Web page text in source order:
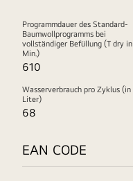
Programmdauer des Standard-
Baumwollprogramms bei
vollständiger Befüllung (T dry in
Min.)
610
Wasserverbrauch pro Zyklus (in
Liter)
68
EAN CODE